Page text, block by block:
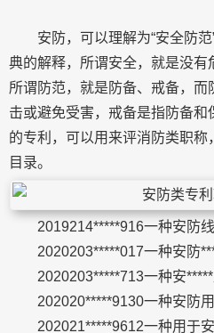
在线咨询
安防，可以理解为“安全防范
典的解释，所谓安全，就是没有
所谓防范，就是防备、戒备，
击或避免受害，戒备是指防备和
的专利，可以用来评消防类职称
目录。
2019214*****916一种安防线
2020203*****017一种安防
2020203*****713一种安*****
202020*****9130一种安防用
202021*****9612一种用于安